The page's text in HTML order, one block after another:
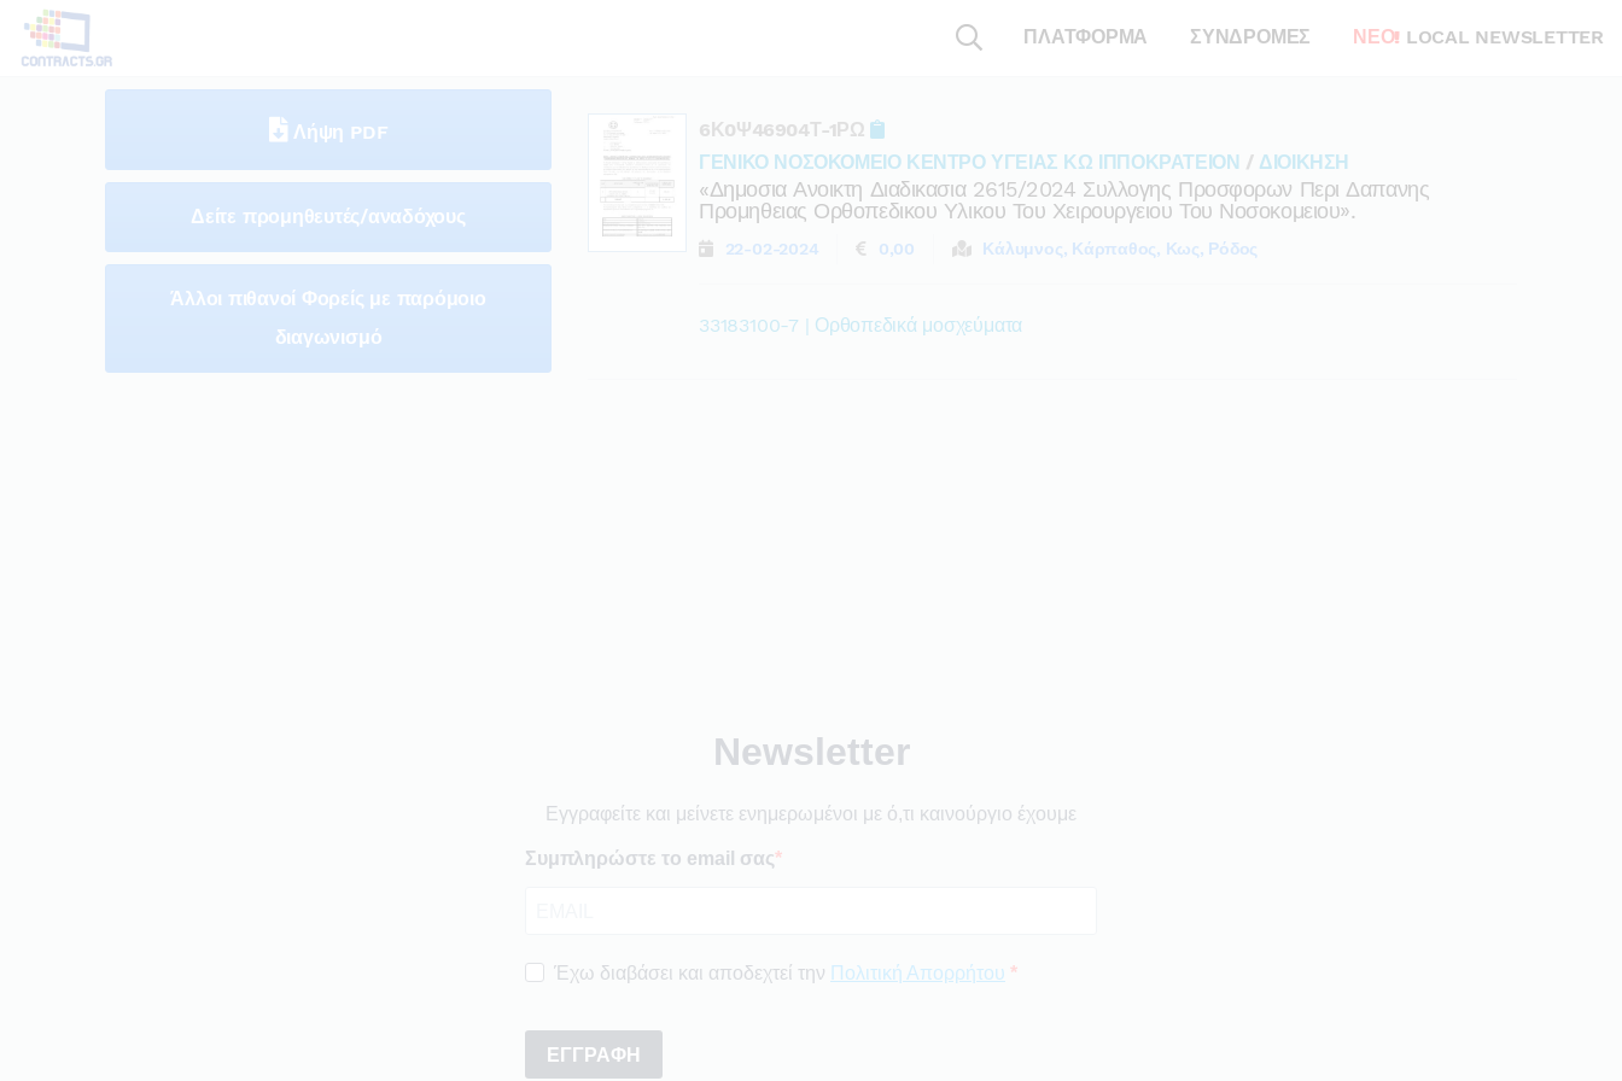
ΠΛΑΤΦΟΡΜΑ ΣΥΝΔΡΟΜΕΣ ΝΕΟ! LOCAL NEWSLETTER
Λήψη PDF
Δείτε προμηθευτές/αναδόχους
Άλλοι πιθανοί Φορείς με παρόμοιο
διαγωνισμό
6Κ0Ψ46904Τ-1ΡΩ
ΓΕΝΙΚΟ ΝΟΣΟΚΟΜΕΙΟ ΚΕΝΤΡΟ ΥΓΕΙΑΣ ΚΩ ΙΠΠΟΚΡΑΤΕΙΟΝ / ΔΙΟΙΚΗΣΗ
«δημοσια Ανοικτη Διαδικασια 2615/2024 Συλλογης Προσφορων Περι Δαπανης
Προμηθειας Ορθοπεδικου Υλικου Του Χειρουργειου Του Νοσοκομειου».
22-02-2024 0,00 Κάλυμνος, Κάρπαθος, Κως, Ρόδος
33183100-7 | Ορθοπεδικά μοσχεύματα